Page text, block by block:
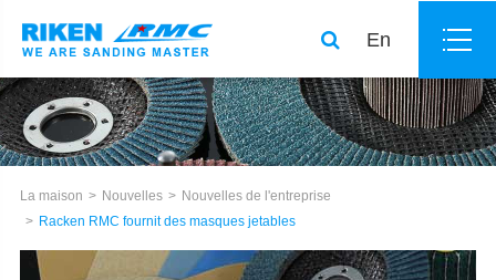
En
La maison Nouvelles
Nouvelles de l'entreprise
Racken RMC fournit des masques jetables